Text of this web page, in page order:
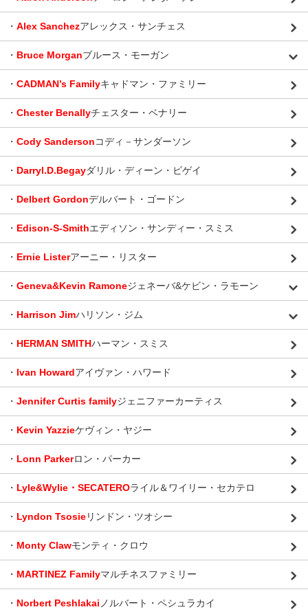
・ Alex Sanchezアレックス・サンチェス
・ Bruce Morganブルース・モーガン
・ CADMAN’s Familyキャドマン・ファミリー
・ Chester Benallyチェスター・ベナリー
・ Cody Sandersonコディ－サンダーソン
・ Darryl.D.Begayダリル・ディーン・ビゲイ
・ Delbert Gordonデルバート・ゴードン
・ Edison-S-Smithエディソン・サンディー・スミス
・ Ernie Listerアーニー・リスター
・ Geneva&Kevin Ramoneジェネーバ&ケビン・ラモーン
・ Harrison Jimハリソン・ジム
・ HERMAN SMITHハーマン・スミス
・ Ivan Howardアイヴァン・ハワード
・ Jennifer Curtis familyジェニファーカーティス
・ Kevin Yazzieケヴィン・ヤジー
・ Lonn Parkerロン・パーカー
・ Lyle&Wylie・SECATEROライル＆ワイリー・セカテロ
・ Lyndon Tsosieリンドン・ツオシー
・ Monty Clawモンティ・クロウ
・ MARTINEZ Familyマルチネスファミリー
・ Norbert Peshlakai ノルバート・ペシュラカイ